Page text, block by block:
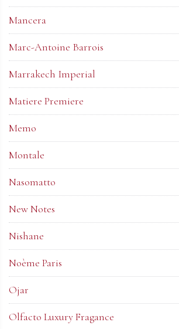
Mancera
Marc-Antoine Barrois
Marrakech Imperial
Matiere Premiere
Memo
Montale
Nasomatto
New Notes
Nishane
Noème Paris
Ojar
Olfacto Luxury Fragance